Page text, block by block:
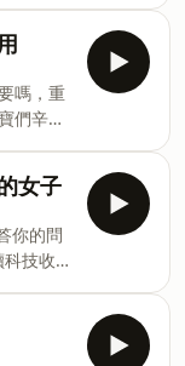
】
donate
們也愛
【贊
神秘小
類推，
膚、關
品，傳
共好理
vmfhk
額贊助
donate
也愛
【贊
是抱歉
類推，
嗎，重
們辛苦
donate
們也愛
【贊
是抱歉
小額贊
神秘小
類推，
女子
你的問
技收納
請注
式，下